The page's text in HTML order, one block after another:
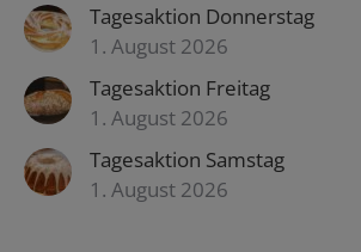
Tagesaktion Donnerstag
1. August 2026
Tagesaktion Freitag
1. August 2026
Tagesaktion Samstag
1. August 2026